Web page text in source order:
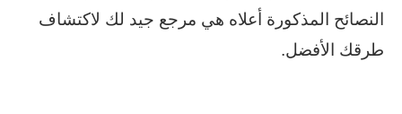
النصائح المذكورة أعلاه هي مرجع جيد لك لاكتشاف
طرقك الأفضل.